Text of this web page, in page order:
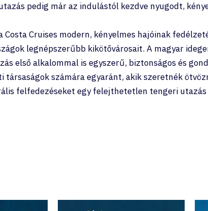
pedig már az indulástól kezdve nyugodt,
Costa Cruises modern, kényelmes hajóinak
legnépszerűbb kikötővárosait. A magyar
első alkalommal is egyszerű, biztonságos és
számára egyaránt, akik szeretnék
felfedezéseket egy felejthetetlen tengeri utazás